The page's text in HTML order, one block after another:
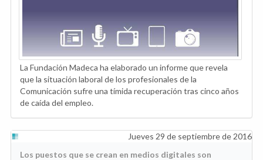
La Fundación Madeca ha elaborado un informe que revela
que la situación laboral de los profesionales de la
Comunicación sufre una tímida recuperación tras cinco años
de caída del empleo.
Jueves 29 de septiembre de 2016
Los puestos que se crean en medios digitales son